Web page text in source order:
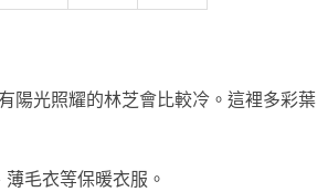
陽光照耀的林芝會比較冷。這裡多彩葉
毛衣等保暖衣服。